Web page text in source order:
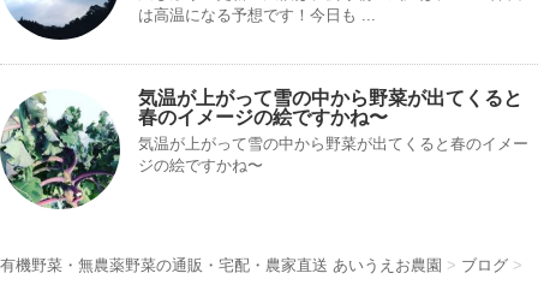
は高温になる予想です！今日も ...
気温が上がって雪の中から野菜が出てくると
春のイメージの絵ですかね〜
気温が上がって雪の中から野菜が出てくると春のイメー
ジの絵ですかね〜
有機野菜・無農薬野菜の通販・宅配・農家直送 あいうえお農園 > ブログ >